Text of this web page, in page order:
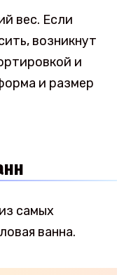
вес. Если
возникнут
и
и размер
самых
ванна.